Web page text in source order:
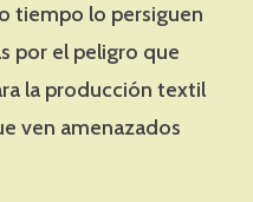
tiempo lo persiguen
por el peligro que
la producción textil
ven amenazados